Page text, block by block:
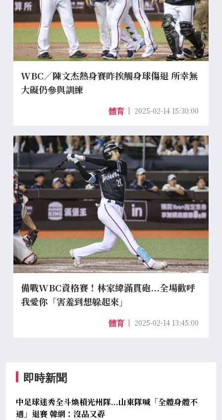
WBC／陳文杰熱身賽昨挨觸身球傷退 所幸無
大礙仍參與訓練
體育 2025-02-14 15:30:00
備戰WBC資格賽！林家緯滿貫砲...全場歡呼
我愛你「害羞到想躲起來」
體育 2025-02-14 13:45:00
即時新聞
中足球迷秀全斗煥槓光州隊...山東隊喊「全體身體不
適」退賽 韓網：沒品又孬